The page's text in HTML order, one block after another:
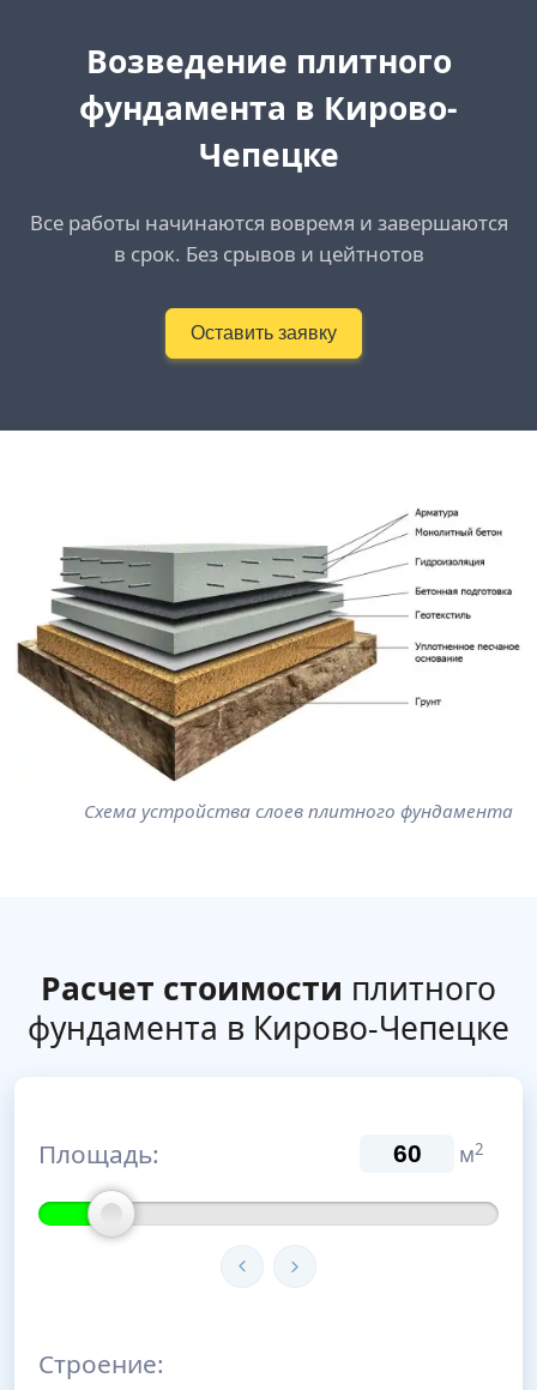
Возведение плитного
фундамента в Кирово-
Чепецке
Все работы начинаются вовремя и завершаются
в срок. Без срывов и цейтнотов
Оставить заявку
Схема устройства слоев плитного фундамента
Расчет стоимости плитного
фундамента в Кирово-Чепецке
Площадь: м2
Строение: